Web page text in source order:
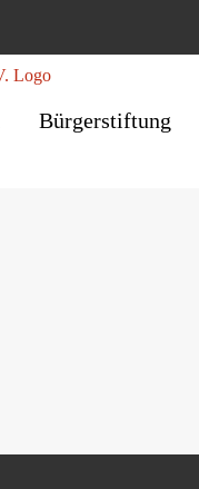
Bürgerstiftung